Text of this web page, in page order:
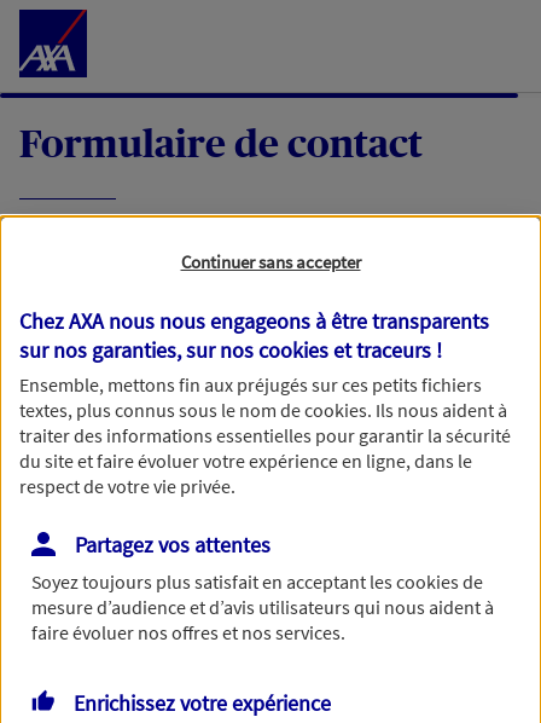
Accéder au Contenu
Formulaire de contact
demande, nous vous répondrons dans les
meilleurs délais par mail ou par téléphone.
Votre message :
Vous disposez de droits sur les informations vous concernant. Pour
plus d’informations,cliquez ici.
Continuer sans accepter
Chez AXA nous nous engageons à être transparents
sur nos garanties, sur noscookies et traceurs !
Ensemble, mettons fin aux préjugés sur ces petits fichiers
textes, plus connus sous le nom decookies. Ils nous aident à
traiter des informations essentielles pour garantir la sécurité
du site et faire évoluer votre expérience en ligne, dans le
respect de votre vie privée.
Partagez vos attentes
Soyez toujours plus satisfait en acceptant lescookiesde
mesure d’audience et d’avis utilisateurs qui nous aident à
faire évoluer nos offres et nos services.
Enrichissez votre expérience